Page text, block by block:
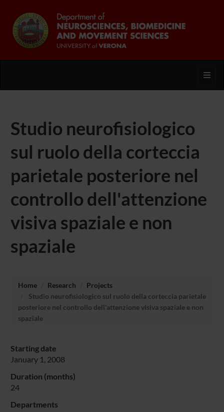
Studio neurofisiologico
sul ruolo della corteccia
parietale posteriore nel
controllo dell'attenzione
visiva spaziale e non
spaziale
Home Research
Projects
Studio neurofisiologico sul ruolo della corteccia parietale
posteriore nel controllo dell'attenzione visiva spaziale e non
spaziale
Starting date
January 1, 2008
Duration (months)
24
Departments